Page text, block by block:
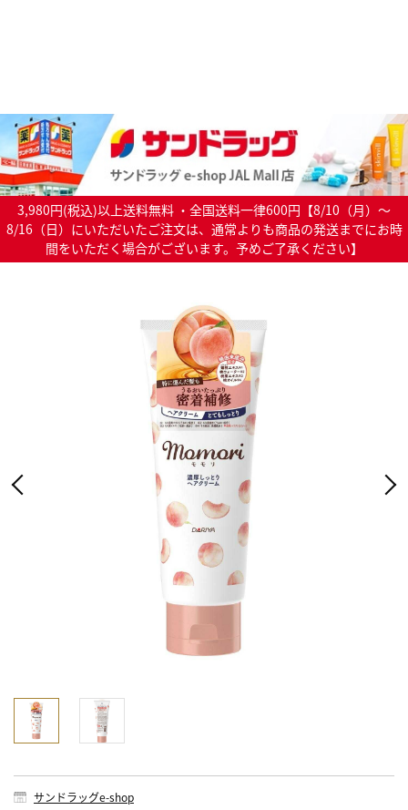
3,980円(税込)以上送料無料 ・全国送料一律600円【8/10（月）～
8/16（日）にいただいたご注文は、通常よりも商品の発送までにお時
間をいただく場合がございます。予めご了承ください】
サンドラッグe-shop